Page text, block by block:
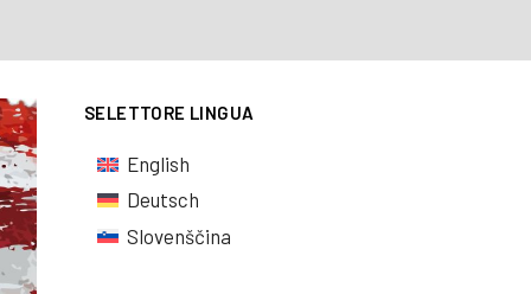
SELETTORE LINGUA
English
Deutsch
Slovenščina